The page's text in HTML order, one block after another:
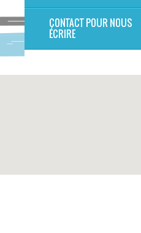
CONTACT POUR NOUS
ÉCRIRE